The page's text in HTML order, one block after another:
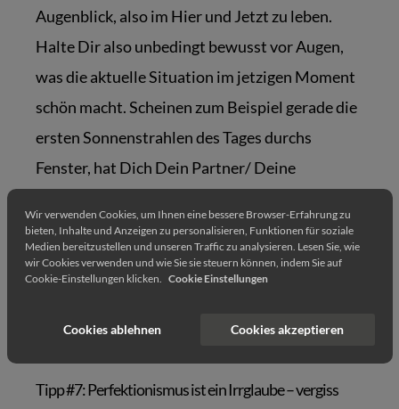
Augenblick, also im Hier und Jetzt zu leben.
Halte Dir also unbedingt bewusst vor Augen,
was die aktuelle Situation im jetzigen Moment
schön macht. Scheinen zum Beispiel gerade die
ersten Sonnenstrahlen des Tages durchs
Fenster, hat Dich Dein Partner/ Deine
genommen? Im Grunde genommen sind es die
kleinen Momente, die unser Leben gerade in
diesem Augenblick so wertvoll machen und
Tipp #7: Perfektionismus ist ein Irrglaube – vergiss
Wir verwenden Cookies, um Ihnen eine bessere Browser-Erfahrung zu
bieten, Inhalte und Anzeigen zu personalisieren, Funktionen für soziale
Medien bereitzustellen und unseren Traffic zu analysieren. Lesen Sie, wie
wir Cookies verwenden und wie Sie sie steuern können, indem Sie auf
Cookie-Einstellungen klicken.
Cookie Einstellungen
Cookies ablehnen Cookies akzeptieren